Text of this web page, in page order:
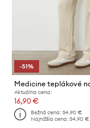
-51%
Aktuálna cena:
16,90 €
Bežná cena:34,90 €
Najnižšia cena:34,90 €